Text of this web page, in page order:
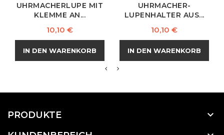
UHRMACHERLUPE MIT
KLEMME AN...
Preis
10,10 €
IN DEN WARENKORB
UHRMACHER-
LUPENHALTER AUS...
Preis
10,10 €
IN DEN WARENKORB
PRODUKTE 